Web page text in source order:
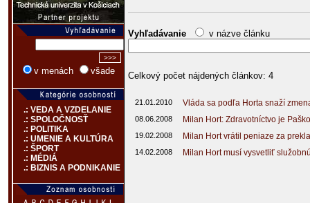
v menách všade
.: VEDA A VZDELANIE
.: SPOLOČNOSŤ
.: POLITIKA
.: UMENIE A KULTÚRA
.: ŠPORT
.: MÉDIÁ
.: BIZNIS A PODNIKANIE
Vyhľadávanie v názve článku
Celkový počet nájdených článkov: 4
21.01.2010 Vláda sa podľa Horta snaží
08.06.2008 Milan Hort: Zdravotníctvo je
19.02.2008 Milan Hort vrátil peniaze za
14.02.2008 Milan Hort musí vysvetliť